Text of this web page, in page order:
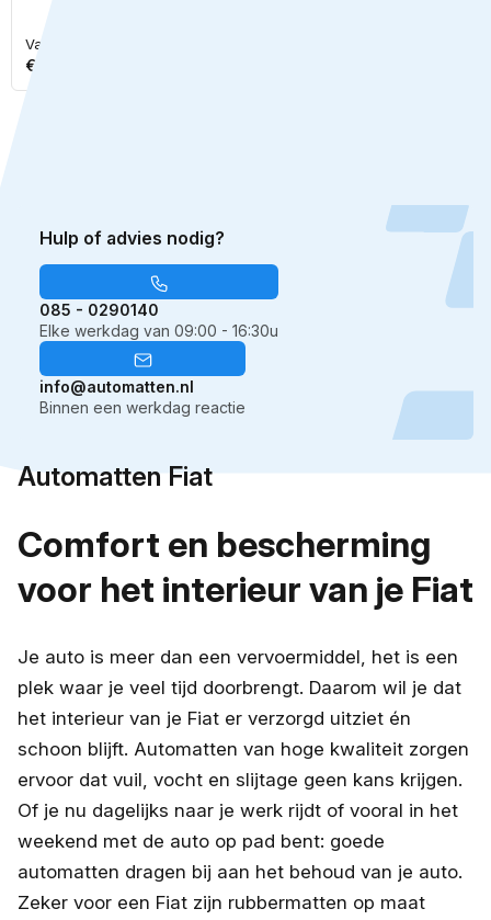
Hulp of advies nodig?
085 - 0290140
Elke werkdag van 09:00 - 16:30u
info@automatten.nl
Binnen een werkdag reactie
Normale
prijs
Vanaf
€26,95
Automatten Fiat
Comfort en bescherming
voor het interieur van je Fiat
Je auto is meer dan een vervoermiddel, het is een
plek waar je veel tijd doorbrengt. Daarom wil je dat
het interieur van je Fiat er verzorgd uitziet én
schoon blijft. Automatten van hoge kwaliteit zorgen
ervoor dat vuil, vocht en slijtage geen kans krijgen.
Of je nu dagelijks naar je werk rijdt of vooral in het
weekend met de auto op pad bent: goede
automatten dragen bij aan het behoud van je auto.
Zeker voor een Fiat zijn rubbermatten op maat